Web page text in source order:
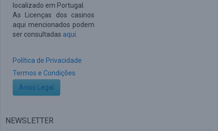
localizado em Portugal.
As Licenças dos casinos
aqui mencionados podem
ser consultadas aqui
Política de Privacidade
Termos e Condições
Aviso Legal
NEWSLETTER